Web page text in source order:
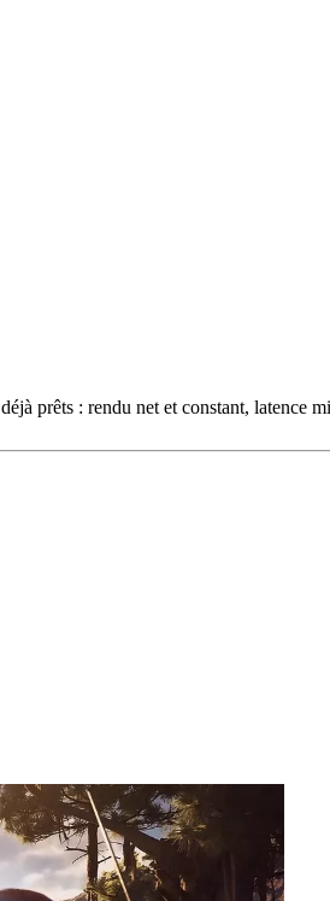
déjà prêts : rendu net et constant, latence